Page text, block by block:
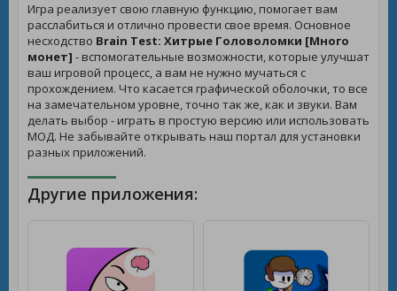
Игра реализует свою главную функцию, помогает вам
расслабиться и отлично провести свое время. Основное
несходство Brain Test: Хитрые Головоломки [Много
монет] - вспомогательные возможности, которые улучшат
ваш игровой процесс, а вам не нужно мучаться с
прохождением. Что касается графической оболочки, то все
на замечательном уровне, точно так же, как и звуки. Вам
делать выбор - играть в простую версию или использовать
МОД. Не забывайте открывать наш портал для установки
разных приложений.
Другие приложения: